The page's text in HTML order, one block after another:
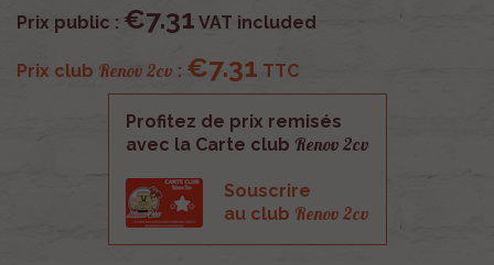
Prix public : €7.31 VAT included
Prix club Renov 2cv : €7.31 TTC
Profitez de prix remisés
avec la Carte club Renov 2cv
Souscrire
au club Renov 2cv